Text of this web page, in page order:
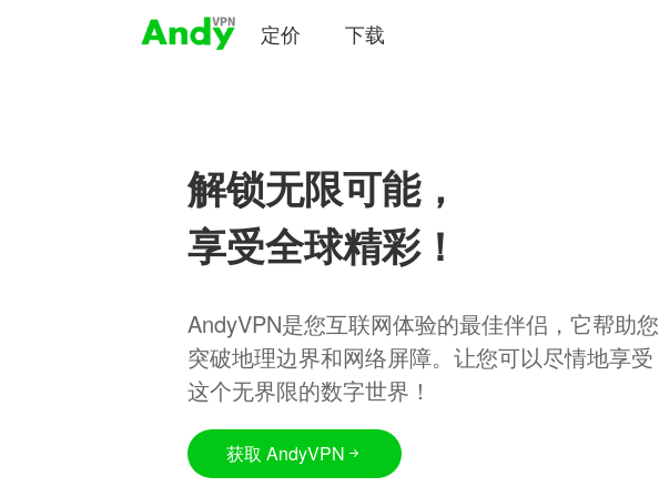
定价 下载
解锁无限可能，
享受全球精彩！
AndyVPN是您互联网体验的最佳伴侣，它帮助您
突破地理边界和网络屏障。让您可以尽情地享受
这个无界限的数字世界！
获取 AndyVPN